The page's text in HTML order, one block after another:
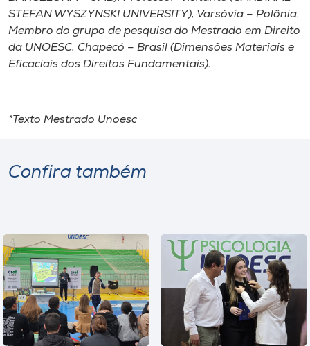
STEFAN WYSZYNSKI UNIVERSITY), Varsóvia – Polônia.
Membro do grupo de pesquisa do Mestrado em Direito
da UNOESC, Chapecó – Brasil (Dimensões Materiais e
Eficaciais dos Direitos Fundamentais).
*Texto Mestrado Unoesc
Confira também